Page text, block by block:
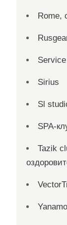
Rome,
Sirius
Sl
SPA-
Tazik